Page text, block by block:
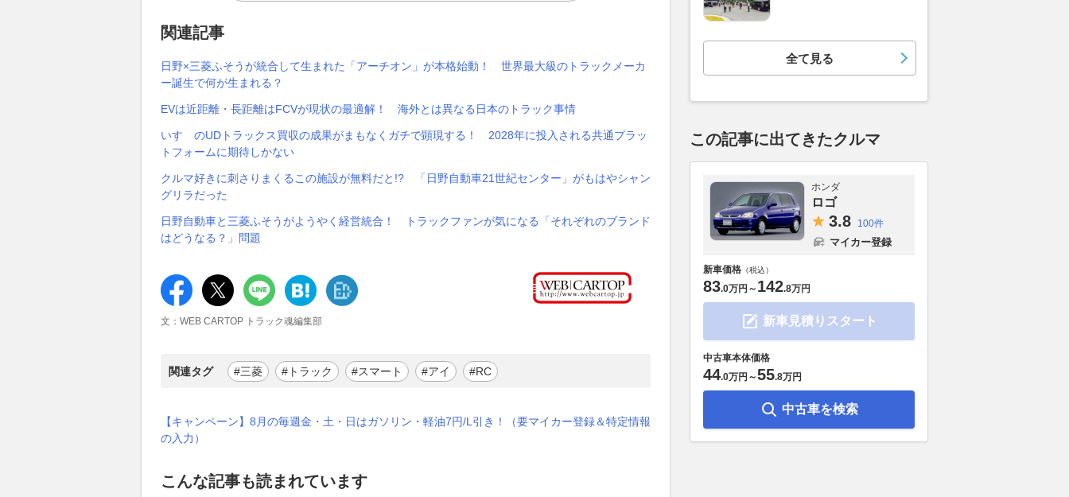
関連記事
日野×三菱ふそうが統合して生まれた「アーチオン」が本格始動！ 世界最大級のトラックメーカ
ー誕生で何が生まれる？
EVは近距離・長距離はFCVが現状の最適解！ 海外とは異なる日本のトラック事情
いすゞのUDトラックス買収の成果がまもなくガチで顕現する！ 2028年に投入される共通プラッ
トフォームに期待しかない
クルマ好きに刺さりまくるこの施設が無料だと!? 「日野自動車21世紀センター」がもはやシャン
グリラだった
日野自動車と三菱ふそうがようやく経営統合！ トラックファンが気になる「それぞれのブランド
はどうなる？」問題
文：WEB CARTOP トラック魂編集部
関連タグ #三菱 #トラック #スマート #アイ #RC
【キャンペーン】8月の毎週金・土・日はガソリン・軽油7円/L引き！（要マイカー登録＆特定情報
の入力）
こんな記事も読まれています
全て見る
この記事に出てきたクルマ
ホンダ
ロゴ
3.8 100件
マイカー登録
新車価格 （税込）
83.0万円 ～ 142.8万円
新車見積りスタート
中古車本体価格
44.0万円 ～55.8万円
中古車を検索